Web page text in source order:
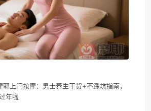
上门按摩：男士养生干货+不踩坑指南，
年啦